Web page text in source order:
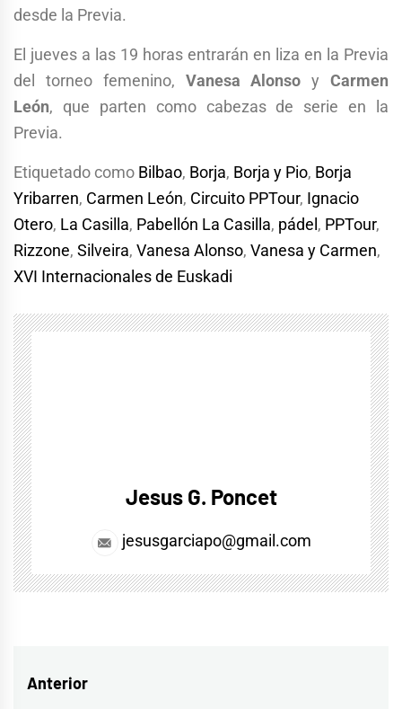
desde la Previa.
El jueves a las 19 horas entrarán en liza en la Previa
del torneo femenino, Vanesa Alonso y Carmen
León, que parten como cabezas de serie en la
Previa.
Etiquetado como Bilbao, Borja, Borja y Pio, Borja
Yribarren, Carmen León, Circuito PPTour, Ignacio
Otero, La Casilla, Pabellón La Casilla, pádel , PPTour,
Rizzone, Silveira, Vanesa Alonso, Vanesa y Carmen,
XVI Internacionales de Euskadi
Jesus G. Poncet
jesusgarciapo@gmail.com
Navegación
Anterior